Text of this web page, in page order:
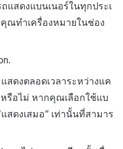
แสดงแบนเนอร์ในทุกประเ
ณทำเครื่องหมายในช่อง
สดงตลอดเวลาระหว่างแค
รือไม่ หากคุณเลือกใช้แบ
แสดงเสมอ” เท่านั้นที่สามาร